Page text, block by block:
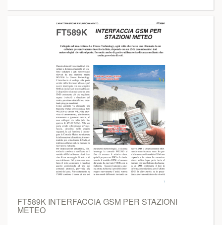
FT589K INTERFACCIA GSM PER STAZIONI
METEO